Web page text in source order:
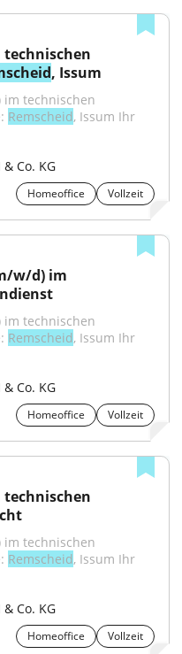
, Issum
im technischen
Remscheid, Issum Ihr
Co. KG
Homeoffice Vollzeit
w/d) im
im technischen
Remscheid, Issum Ihr
Co. KG
Homeoffice Vollzeit
im technischen
Remscheid, Issum Ihr
Co. KG
Homeoffice Vollzeit